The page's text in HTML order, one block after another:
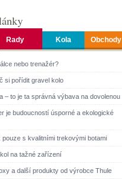
Rady Kola Obchody
nebo trenažér?
si pořídit gravel kolo
– to je ta správná výbava na dovolenou
je budoucností úsporné a ekologické
pouze s kvalitními trekovými botami
na tažné zařízení
a další produkty od výrobce Thule